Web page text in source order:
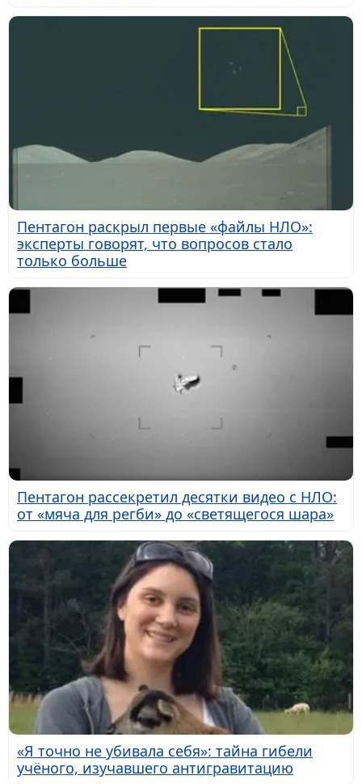
Пентагон раскрыл первые «файлы НЛО»:
эксперты говорят, что вопросов стало
только больше
Пентагон рассекретил десятки видео с НЛО:
от «мяча для регби» до «светящегося шара»
«Я точно не убивала себя»: тайна гибели
учёного, изучавшего антигравитацию